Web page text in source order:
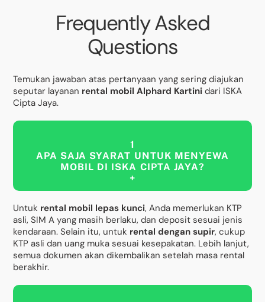
Frequently Asked
Questions
Temukan jawaban atas pertanyaan yang sering diajukan
seputar layanan rental mobil Alphard Kartini dari ISKA
Cipta Jaya.
1
APA SAJA SYARAT UNTUK MENYEWA
MOBIL DI ISKA CIPTA JAYA?
+
Untuk rental mobil lepas kunci, Anda memerlukan KTP
asli, SIM A yang masih berlaku, dan deposit sesuai jenis
kendaraan. Selain itu, untuk rental dengan supir, cukup
KTP asli dan uang muka sesuai kesepakatan. Lebih lanjut,
semua dokumen akan dikembalikan setelah masa rental
berakhir.